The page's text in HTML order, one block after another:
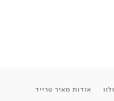
אודות מאיר טרייד